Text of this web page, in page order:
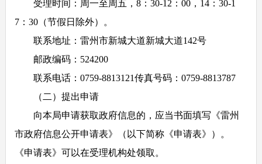
受理时间：周一至周五， 8： 30-12 ： 00， 14： 30-1
7： 30（节假日除外）。
联系地址：雷州市新城大道新城大道142号
邮政编码： 524200
联系电话： 0759-8813121传真号码： 0759-8813787
（二）提出申请
向本局申请获取政府信息的，应当书面填写《雷州
市政府信息公开申请表》（以下简称《申请表》）。
《申请表》可以在受理机构处领取。